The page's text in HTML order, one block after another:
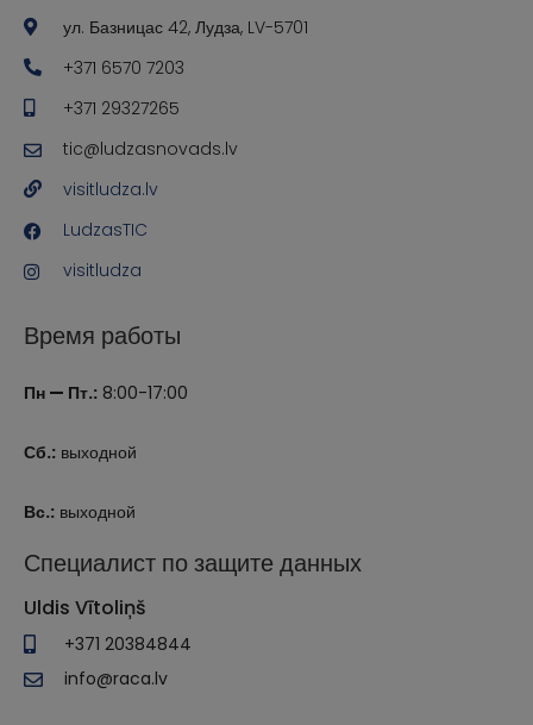
ул. Базницас 42, Лудза, LV-5701
+371 6570 7203
+371 29327265
tic@ludzasnovads.lv
visitludza.lv
LudzasTIC
visitludza
Время работы
Пн — Пт.: 8:00-17:00
Сб.: выходной
Вс.: выходной
Специалист по защите данных
Uldis Vītoliņš
+371 20384844
info@raca.lv